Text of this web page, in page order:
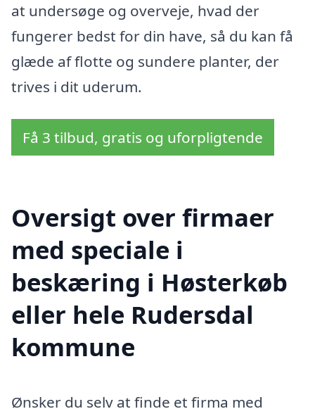
at undersøge og overveje, hvad der
fungerer bedst for din have, så du kan få
glæde af flotte og sundere planter, der
trives i dit uderum.
Få 3 tilbud, gratis og uforpligtende
Oversigt over firmaer
med speciale i
beskæring i Høsterkøb
eller hele Rudersdal
kommune
Ønsker du selv at finde et firma med